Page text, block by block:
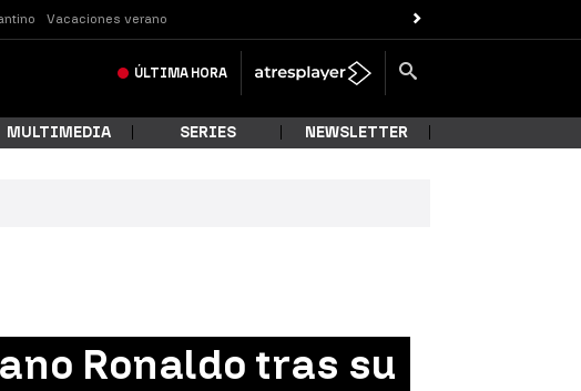
Vacaciones verano
ÚLTIMA HORA
MULTIMEDIA SERIES NEWSLETTER
Ronaldo tras su